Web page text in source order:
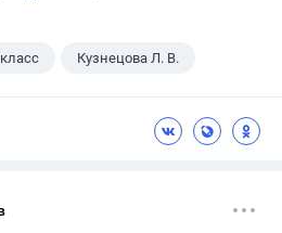
Кузнецова Л. В.